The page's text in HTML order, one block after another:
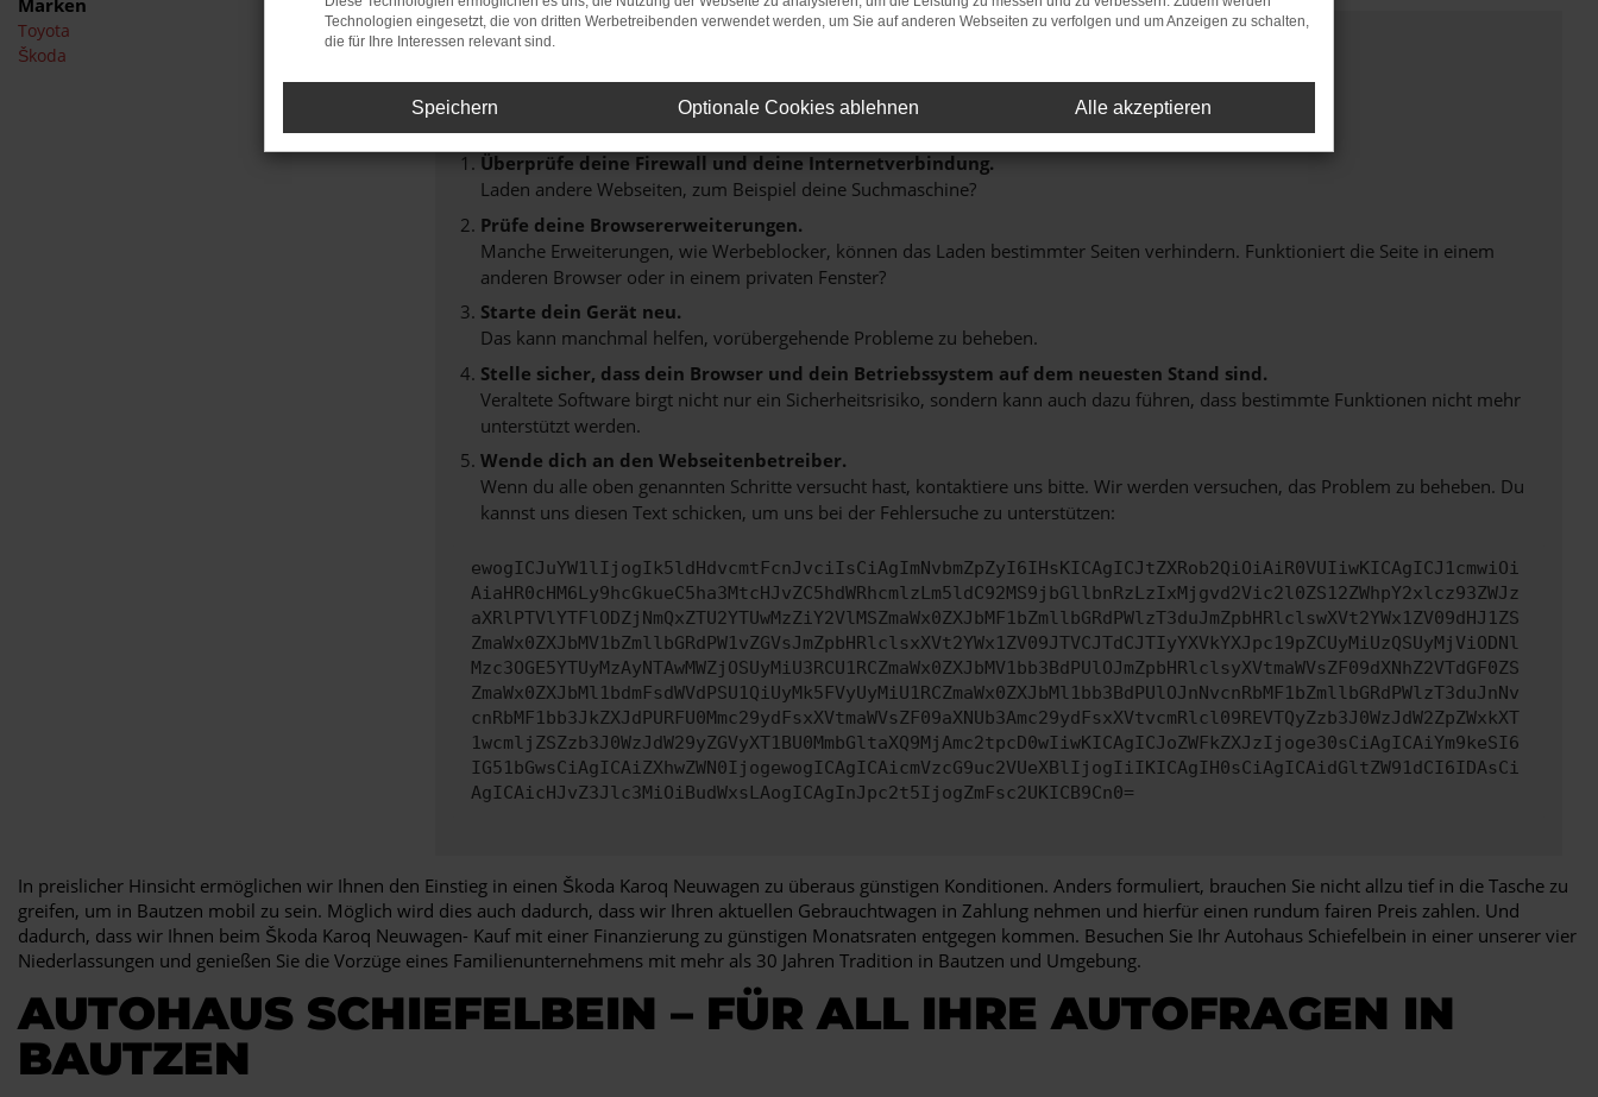
Marken
Toyota
Škoda
FEHLER: NETWORK ERROR
Hier sind ein paar Tipps, die dir helfen können:
Überprüfe deine Firewall und deine Internetverbindung.
Laden andere Webseiten, zum Beispiel deine Suchmaschine?
Prüfe deine Browsererweiterungen.
Manche Erweiterungen, wie Werbeblocker, können das Laden bestimmter Seiten verhindern. Funktioniert die Seite in einem
anderen Browser oder in einem privaten Fenster?
Starte dein Gerät neu.
Das kann manchmal helfen, vorübergehende Probleme zu beheben.
Stelle sicher, dass dein Browser und dein Betriebssystem auf dem neuesten Stand sind.
Veraltete Software birgt nicht nur ein Sicherheitsrisiko, sondern kann auch dazu führen, dass bestimmte Funktionen nicht mehr
unterstützt werden.
Wende dich an den Webseitenbetreiber.
Wenn du alle oben genannten Schritte versucht hast, kontaktiere uns bitte. Wir werden versuchen, das Problem zu beheben. Du
kannst uns diesen Text schicken, um uns bei der Fehlersuche zu unterstützen:
ewogICJuYW1lIjogIk5ldHdvcmtFcnJvciIsCiAgImNvbmZpZyI6IHsKICAgICJtZXRob2QiOiAiR0VUIiwKICAgICJ1cmwiOi
AiaHR0cHM6Ly9hcGkueC5ha3MtcHJvZC5hdWRhcmlzLm5ldC92MS9jbGllbnRzLzIxMjgvd2Vic2l0ZS12ZWhpY2xlcz93ZWJz
aXRlPTVlYTFlODZjNmQxZTU2YTUwMzZiY2VlMSZmaWx0ZXJbMF1bZmllbGRdPWlzT3duJmZpbHRlclswXVt2YWx1ZV09dHJ1ZS
ZmaWx0ZXJbMV1bZmllbGRdPW1vZGVsJmZpbHRlclsxXVt2YWx1ZV09JTVCJTdCJTIyYXVkYXJpc19pZCUyMiUzQSUyMjViODNl
Mzc3OGE5YTUyMzAyNTAwMWZjOSUyMiU3RCU1RCZmaWx0ZXJbMV1bb3BdPUlOJmZpbHRlclsyXVtmaWVsZF09dXNhZ2VTdGF0ZS
ZmaWx0ZXJbMl1bdmFsdWVdPSU1QiUyMk5FVyUyMiU1RCZmaWx0ZXJbMl1bb3BdPUlOJnNvcnRbMF1bZmllbGRdPWlzT3duJnNv
cnRbMF1bb3JkZXJdPURFU0Mmc29ydFsxXVtmaWVsZF09aXNUb3Amc29ydFsxXVtvcmRlcl09REVTQyZzb3J0WzJdW2ZpZWxkXT
1wcmljZSZzb3J0WzJdW29yZGVyXT1BU0MmbGltaXQ9MjAmc2tpcD0wIiwKICAgICJoZWFkZXJzIjoge30sCiAgICAiYm9keSI6
IG51bGwsCiAgICAiZXhwZWN0IjogewogICAgICAicmVzcG9uc2VUeXBlIjogIiIKICAgIH0sCiAgICAidGltZW91dCI6IDAsCi
AgICAicHJvZ3Jlc3MiOiBudWxsLAogICAgInJpc2t5IjogZmFsc2UKICB9Cn0=
In preislicher Hinsicht ermöglichen wir Ihnen den Einstieg in einen Škoda Karoq Neuwagen zu überaus günstigen Konditionen. Anders formuliert, brauchen Sie nicht allzu tief in die Tasche zu
greifen, um in Bautzen mobil zu sein. Möglich wird dies auch dadurch, dass wir Ihren aktuellen Gebrauchtwagen in Zahlung nehmen und hierfür einen rundum fairen Preis zahlen. Und
dadurch, dass wir Ihnen beim Škoda Karoq Neuwagen- Kauf mit einer Finanzierung zu günstigen Monatsraten entgegen kommen. Besuchen Sie Ihr Autohaus Schiefelbein in einer unserer vier
Niederlassungen und genießen Sie die Vorzüge eines Familienunternehmens mit mehr als 30 Jahren Tradition in Bautzen und Umgebung.
AUTOHAUS SCHIEFELBEIN – FÜR ALL IHRE AUTOFRAGEN IN
BAUTZEN
Technologien eingesetzt, die von dritten Werbetreibenden verwendet werden, um Sie auf anderen Webseiten zu verfolgen und um Anzeigen zu schalten,
die für Ihre Interessen relevant sind.
Speichern Optionale Cookies ablehnen Alle akzeptieren